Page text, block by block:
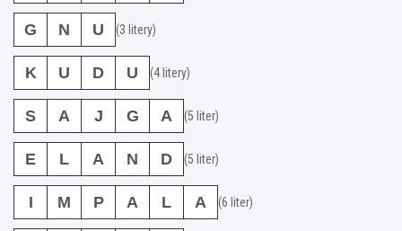
G N U (3 litery)
K U D U (4 litery)
S A J G A (5 liter)
E L A N D (5 liter)
I M P A L A (6 liter)